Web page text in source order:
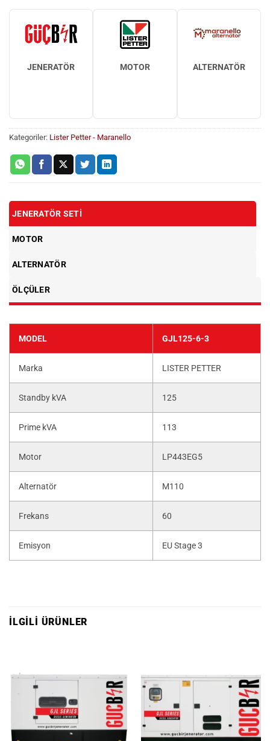
JENERATÖR MOTOR ALTERNATÖR
Kategoriler: Lister Petter - Maranello
JENERATÖR SETI
MOTOR
ALTERNATÖR
ÖLÇÜLER
MODEL GJL125-6-3
Marka LISTER PETTER
Standby kVA 125
Prime kVA 113
Motor LP443EG5
Alternatör M110
Frekans 60
Emisyon EU Stage 3
İLGILI ÜRÜNLER